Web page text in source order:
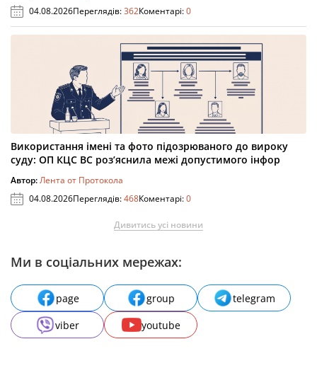
04.08.2026Переглядів:362Коментарі:0
Використання імені та фото підозрюваного до вироку
суду: ОП КЦС ВС роз’яснила межі допустимого інфор
Автор:Лента от Протокола
04.08.2026Переглядів:468Коментарі:0
Дивитись усі новини
Ми в соціальних мережах:
page group
telegram
viber
youtube